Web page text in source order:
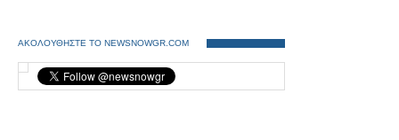
ΑΚΟΛΟΥΘΗΣΤΕ ΤΟ NEWSNOWGR.COM